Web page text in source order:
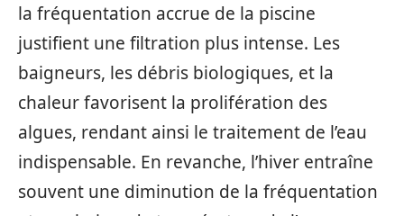
la fréquentation accrue de la piscine
justifient une filtration plus intense. Les
baigneurs, les débris biologiques, et la
chaleur favorisent la prolifération des
algues, rendant ainsi le traitement de l’eau
indispensable. En revanche, l’hiver entraîne
souvent une diminution de la fréquentation